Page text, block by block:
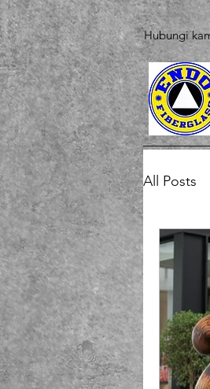
Hubungi
All Posts